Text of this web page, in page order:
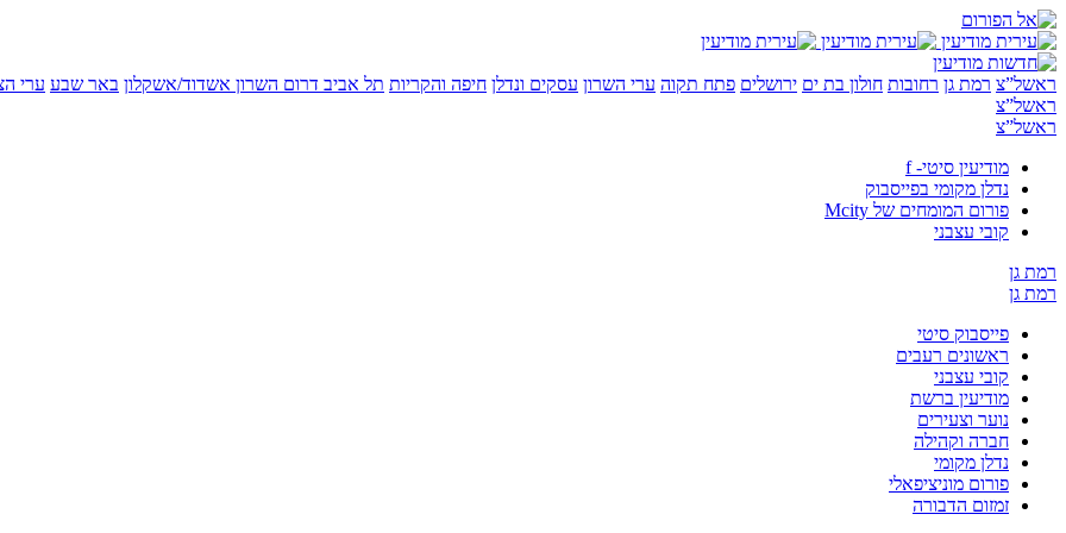
ראשל”צ רמת גן רחובות חולון בת ים ירושלים פתח תקוה ערי השרון עסקים ונדלן חיפה והקריות תל אביב דרום השרון אשדוד/אשקלון באר שבע ערי
ראשל”צ
ראשל”צ
מודיעין סיטי- f
נדלן מקומי בפייסבוק
פורום המומחים של Mcity
קובי עצבני
רמת גן
רמת גן
פייסבוק סיטי
ראשונים רעבים
קובי עצבני
מודיעין ברשת
נוער וצעירים
חברה וקהילה
נדלן מקומי
פורום מוניציפאלי
זמזום הדבורה